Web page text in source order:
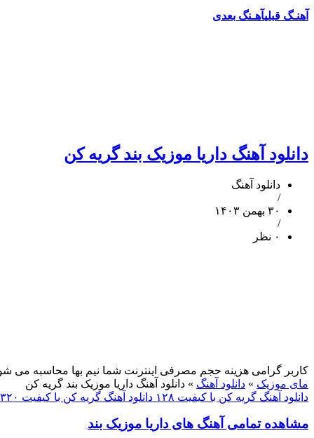
آهنـگ قبلیآهـنگ بعدی
دانلود آهنگ داریا موزیک بند گریه کن
دانلود آهنگ
/
۳۰ بهمن ۱۴۰۳
/
۰ نظر
کاربر گرامی هزینه حجم مصرفی اینترنت شما نیم بها محاسبه می
مای موزیک » دانلود آهنگ » دانلود آهنگ داریا موزیک بند گریه کن
دانلود آهنگ گریه کن با کیفیت ۱۲۸
دانلود آهنگ گریه کن با کیفیت ۳۲۰
مشاهده تمامی آهنگ های داریا موزیک بند